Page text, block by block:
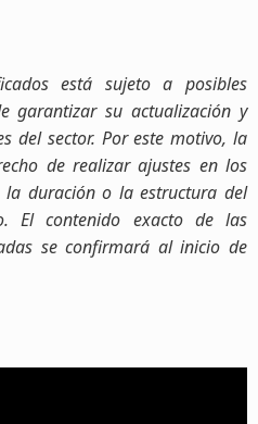
está sujeto a posibles
garantizar su actualización y
del sector. Por este motivo, la
de realizar ajustes en los
duración o la estructura del
El contenido exacto de las
se confirmará al inicio de